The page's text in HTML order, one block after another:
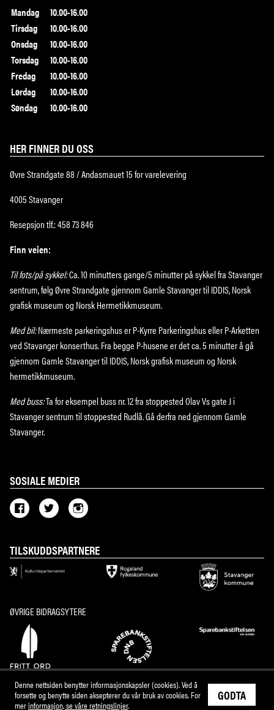
Mandag
10.00-16.00
Tirsdag
10.00-16.00
Onsdag
10.00-16.00
Torsdag
10.00-16.00
Fredag
10.00-16.00
Lørdag
10.00-16.00
Søndag
10.00-16.00
HER FINNER DU OSS
Øvre Strandgate 88 / Andasmauet 15 for varelevering
4005 Stavanger
Resepsjon tlf.: 458 73 846
Finn veien:
Til fots/på sykkel:Ca. 10 minutters gange/5 minutter på sykkel fra Stavanger
sentrum, følg Øvre Strandgate gjennom Gamle Stavanger til IDDIS, Norsk
grafisk museum og Norsk Hermetikkmuseum.
Med bil:Nærmeste parkeringshus er P-Kyrre Parkeringshus eller P-Arketten
ved Stavanger konserthus. Fra begge P-husene er det ca. 5 minutter å gå
gjennom Gamle Stavanger til IDDIS, Norsk grafisk museum og Norsk
hermetikkmuseum.
Med buss:Ta for eksempel buss nr. 12 fra stoppested Olav Vs gate J i
Stavanger sentrum til stoppested Rudlå. Gå derfra ned gjennom Gamle
Stavanger.
SOSIALE MEDIER
TILSKUDDSPARTNERE
ØVRIGE BIDRAGSYTERE
Denne nettsiden benytter informasjonskapsler (cookies). Ved å
forsette og benytte siden aksepterer du vår bruk av cookies. For
merinformasjon, se våre retningslinjer.
GODTA